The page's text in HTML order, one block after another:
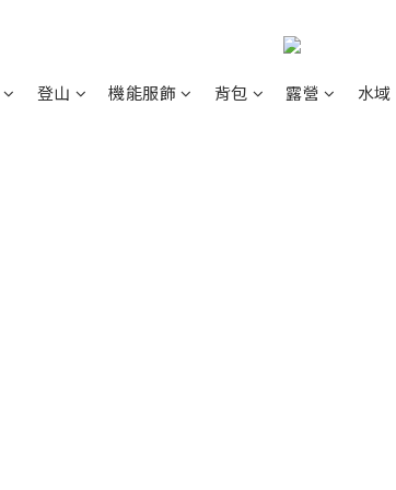
登山 機能服飾 背包 露營 水域